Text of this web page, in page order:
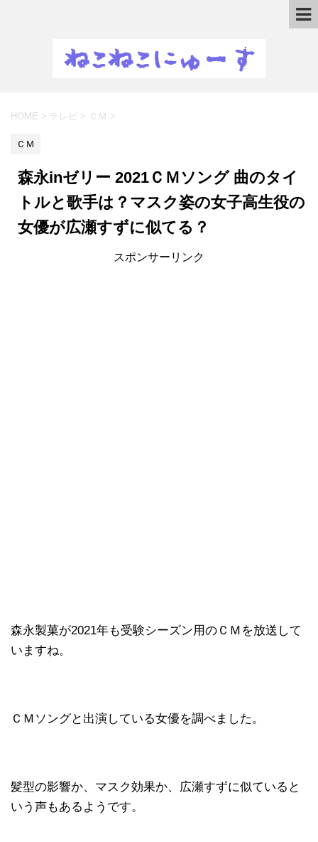
HOME > テレビ > ＣＭ >
ＣＭ
森永inゼリー 2021ＣＭソング 曲のタイ
トルと歌手は？マスク姿の女子高生役の
女優が広瀬すずに似てる？
スポンサーリンク
森永製菓が2021年も受験シーズン用のＣＭを放送して
いますね。
ＣＭソングと出演している女優を調べました。
髪型の影響か、マスク効果か、広瀬すずに似ていると
いう声もあるようです。